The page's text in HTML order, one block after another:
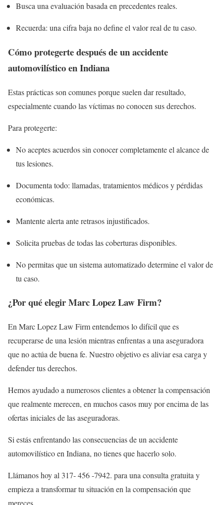
Busca una evaluación basada en precedentes reales.
Recuerda: una cifra baja no define el valor real de tu caso.
Cómo protegerte después de un accidente
automovilístico en Indiana
Estas prácticas son comunes porque suelen dar resultado,
especialmente cuando las víctimas no conocen sus derechos.
Para protegerte:
No aceptes acuerdos sin conocer completamente el alcance de
tus lesiones.
Documenta todo: llamadas, tratamientos médicos y pérdidas
económicas.
Mantente alerta ante retrasos injustificados.
Solicita pruebas de todas las coberturas disponibles.
No permitas que un sistema automatizado determine el valor de
tu caso.
¿Por qué elegir Marc Lopez Law Firm?
En Marc Lopez Law Firm entendemos lo difícil que es
recuperarse de una lesión mientras enfrentas a una aseguradora
que no actúa de buena fe. Nuestro objetivo es aliviar esa carga y
defender tus derechos.
Hemos ayudado a numerosos clientes a obtener la compensación
que realmente merecen, en muchos casos muy por encima de las
ofertas iniciales de las aseguradoras.
Si estás enfrentando las consecuencias de un accidente
automovilístico en Indiana, no tienes que hacerlo solo.
Llámanos hoy al 317- 456 -7942. para una consulta gratuita y
empieza a transformar tu situación en la compensación que
mereces.